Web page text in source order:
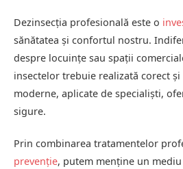
Dezinsecția profesională este o
sănătatea și confortul nostru.
despre locuințe sau spații
insectelor trebuie realizată corect
moderne, aplicate de specialiști,
sigure.
Prin combinarea tratamentelor
prevenție, putem menține un